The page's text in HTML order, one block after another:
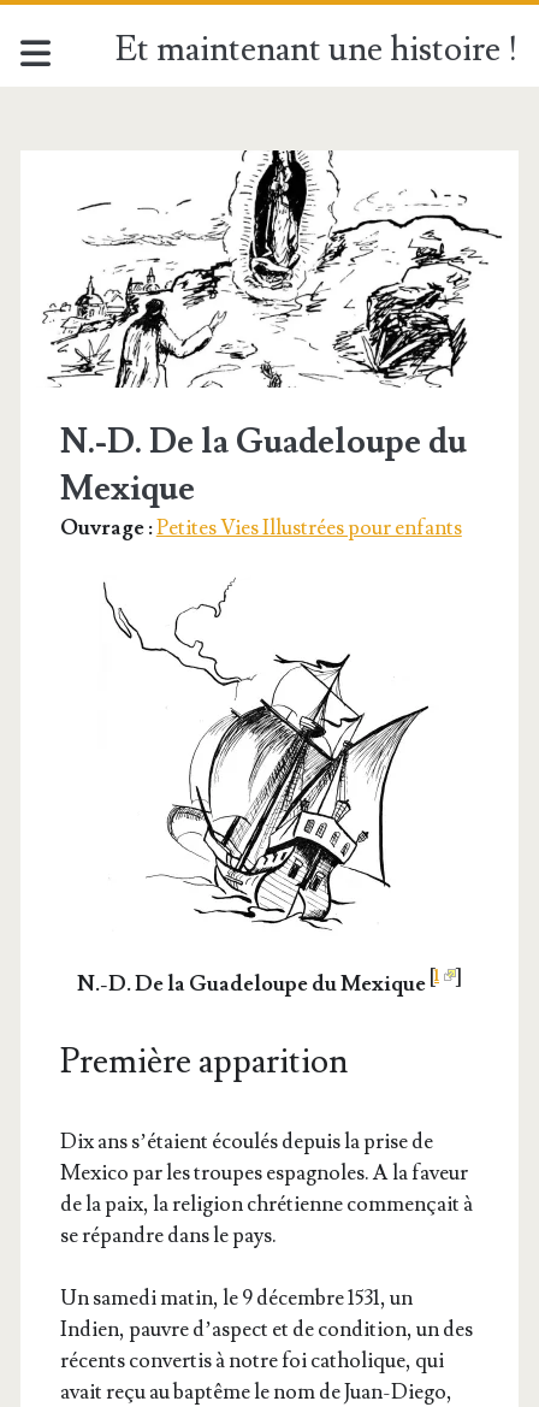
Et maintenant une histoire !
Étiquette :
<span>Saint
Juan
Diego</span>
N.-D. De la Guadeloupe du
Mexique
Ouvrage :Petites Vies Illustrées pour enfants
N.-D. De la Gua­de­loupe du Mexique [1 ]
Première apparition
Dix ans s’é­taient écou­lés depuis la prise de
Mexi­co par les troupes espa­gnoles. A la faveur
de la paix, la reli­gion chré­tienne com­men­çait à
se répandre dans le pays.
Un same­di matin, le 9 décembre 1531, un
Indien, pauvre d’as­pect et de condi­tion, un des
récents conver­tis à notre foi catho­lique, qui
avait reçu au bap­tême le nom de Juan-Die­go,